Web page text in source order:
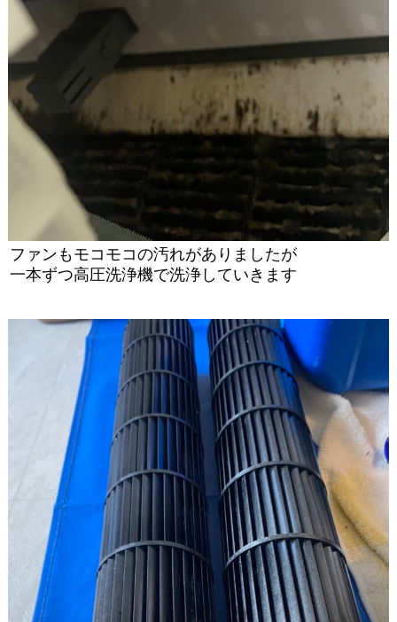
ファンもモコモコの汚れがありましたが
一本ずつ高圧洗浄機で洗浄していきます